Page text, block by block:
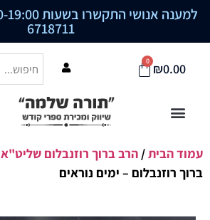
למענה אנושי התקשרו בשעות 09:00-19:00 לטלפון
6718711
₪0.00
0
עמוד הבית/ הרב ברוך רוזנבלום שליט"א
ברוך רוזנבלום – ימים נוראים